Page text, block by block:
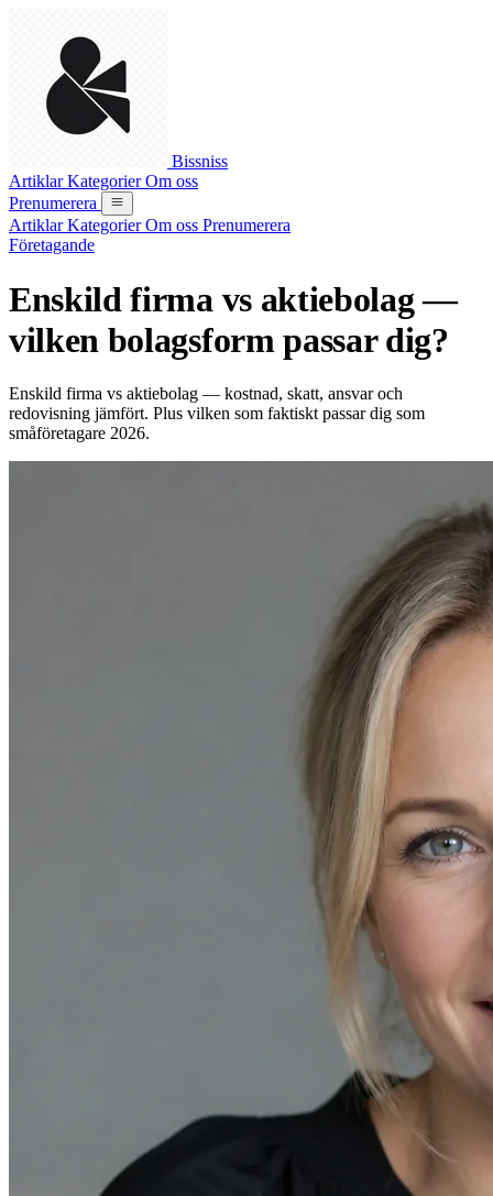
Bissniss
ArtiklarKategorierOm oss
Prenumerera
ArtiklarKategorierOm oss Prenumerera
Företagande
Enskild firma vs aktiebolag —
vilken bolagsform passar dig?
Enskild firma vs aktiebolag — kostnad, skatt, ansvar och
redovisning jämfört. Plus vilken som faktiskt passar dig som
småföretagare 2026.